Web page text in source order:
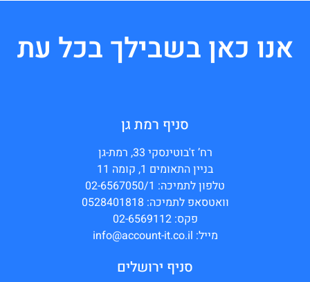
אנו כאן בשבילך בכל עת
סניף רמת גן
רח’ ז'בוטינסקי 33, רמת-גן
בניין התאומים 1, קומה 11
טלפון לתמיכה: 02-6567050/1
וואטסאפ לתמיכה: 0528401818
פקס: 02-6569112
מייל: info@account-it.co.il
סניף ירושלים